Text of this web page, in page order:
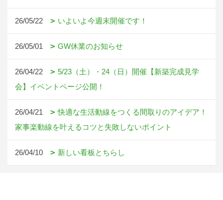
26/05/22 いよいよ今週末開催です！
26/05/01 GW休業のお知らせ
26/04/22
5/23（土）・24（日）開催【新築完成見学
会】イベントページ公開！
26/04/21
快適な生活動線をつくる間取りのアイデア！
家事楽動線を叶えるコツと失敗しないポイント
26/04/10 新しい看板とちらし